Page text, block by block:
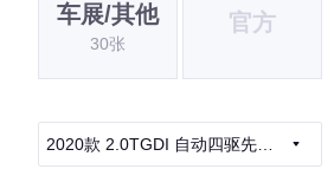
车展/其他
30张
官方
2020款 2.0TGDI 自动四驱先锋